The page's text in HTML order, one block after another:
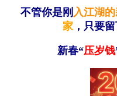
不管你是刚 入江湖
家 ，只要
新春“压岁钱